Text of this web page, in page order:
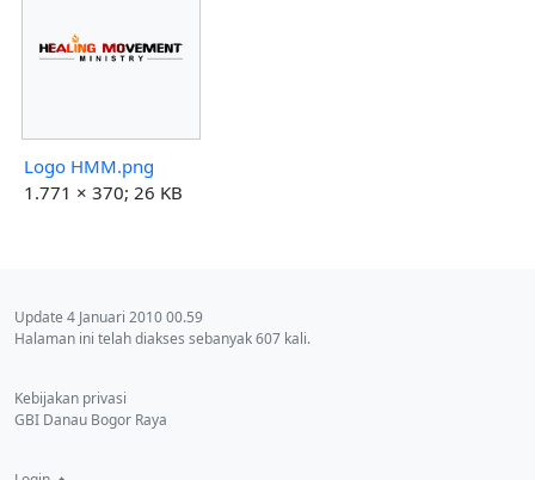
Logo HMM.png
1.771 × 370; 26 KB
Update 4 Januari 2010 00.59
Halaman ini telah diakses sebanyak 607 kali.
Kebijakan privasi
GBI Danau Bogor Raya